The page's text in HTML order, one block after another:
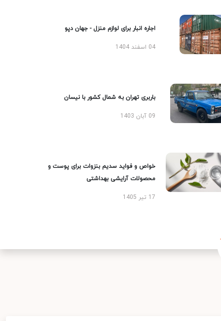
اجاره انبار برای لوازم منزل - جهان دپو
04 اسفند 1404
باربری تهران به شمال کشور با نیسان
09 آبان 1403
خواص و فواید سدیم بنزوات برای پوست و
محصولات آرایشی بهداشتی
17 تیر 1405